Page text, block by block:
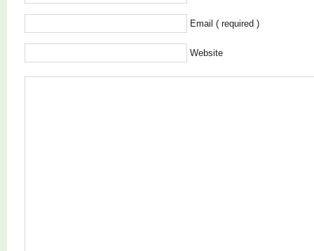
Email ( required )
Website